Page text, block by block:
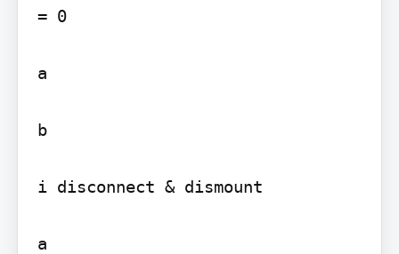
= 0
a
b
i disconnect & dismount
a